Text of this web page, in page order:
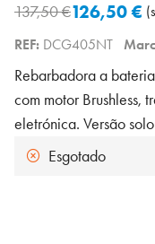
137,50€
O
preço
original
era:
137,50 €.
126,50€
O
preço
atual
é:
126,50 €.
REF: DCG405NT
Rebarbadora a
com motor Brushless,
eletrónica. Versão
Esgotado